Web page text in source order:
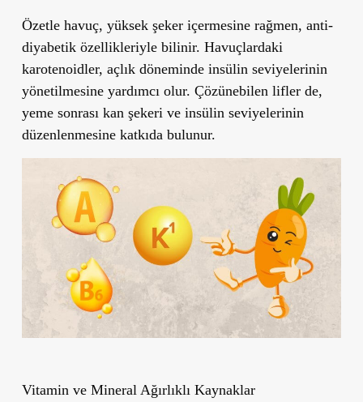
Özetle havuç, yüksek şeker içermesine rağmen, anti-
diyabetik özellikleriyle bilinir. Havuçlardaki
karotenoidler, açlık döneminde insülin seviyelerinin
yönetilmesine yardımcı olur. Çözünebilen lifler de,
yeme sonrası kan şekeri ve insülin seviyelerinin
düzenlenmesine katkıda bulunur.
Vitamin ve Mineral Ağırlıklı Kaynaklar